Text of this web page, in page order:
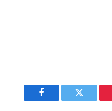
Facebook Twitter